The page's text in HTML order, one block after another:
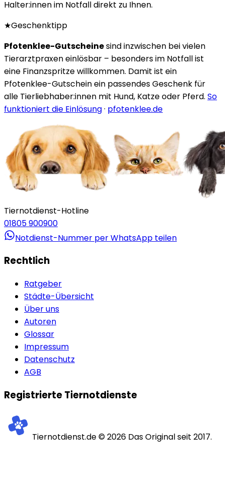
Halter:innen im Notfall direkt zu Ihnen.
★Geschenktipp
Pfotenklee-Gutscheinesind inzwischen bei vielen
Tierarztpraxen einlösbar – besonders im Notfall ist
eine Finanzspritze willkommen. Damit ist ein
Pfotenklee-Gutschein ein passendes Geschenk für
alle Tierliebhaber:innen mit Hund, Katze oder Pferd. So
funktioniert die Einlösung· pfotenklee.de
Tiernotdienst-Hotline
01805 900900
Notdienst-Nummer per WhatsApp teilen
Rechtlich
Ratgeber
Städte-Übersicht
Über uns
Autoren
Glossar
Impressum
Datenschutz
AGB
Registrierte Tiernotdienste
Tiernotdienst.de ©2026 Das Original seit 2017.